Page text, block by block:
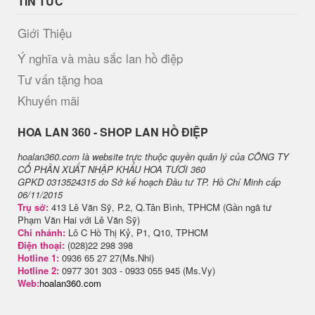
Giới Thiệu
Ý nghĩa và màu sắc lan hồ điệp
Tư vấn tặng hoa
Khuyến mãi
H​OA LAN 360 - SHOP LAN HỒ ĐIỆP
hoalan360.com là website trực thuộc quyền quản lý của CÔNG TY
CỔ PHẦN XUẤT NHẬP KHẨU HOA TƯƠI 360
GPKD 0313524315 do Sở kế hoạch Đầu tư TP. Hồ Chí Minh cấp
06/11/2015
Trụ sở: 413 Lê Văn Sỹ, P.2, Q.Tân Bình, TPHCM (Gần ngã tư
Phạm Văn Hai với Lê Văn Sỹ)
Chi nhánh: Lô C Hồ Thị Kỷ, P1, Q10, TPHCM
Điện thoại: (028)22 298 398
Hotline 1: 0936 65 27 27(Ms.Nhi)
Hotline 2: 0977 301 303 - 0933 055 945 (Ms.Vy)
Web:hoalan360.com